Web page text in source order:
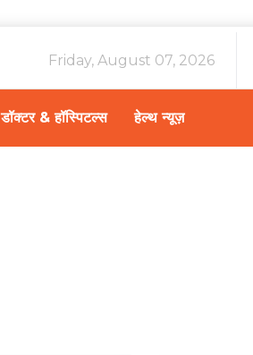
Friday, August 07, 2026
डॉक्टर & हॉस्पिटल्स हेल्थ न्यूज़